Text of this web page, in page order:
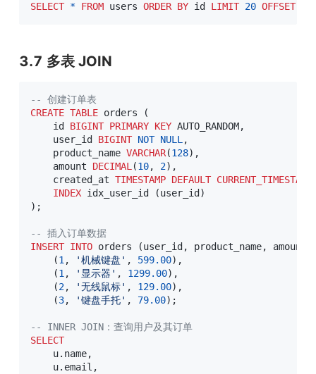
SELECT * FROM users ORDER BY id LIMIT 20 OFFSET
3.7 多表 JOIN
-- 创建订单表
CREATE TABLE orders
(
    id
BIGINT PRIMARY KEY AUTO_RANDOM,
    user_id
BIGINT NOT NULL,
    product_name
VARCHAR(128) ,
    amount
DECIMAL(10, 2) ,
    created_at
TIMESTAMP DEFAULT CURRENT_TIMESTAMP
INDEX idx_user_id (user_id )
) ;
-- 插入订单数据
INSERT INTO orders (user_id , product_name, amount
(1, '机械键盘' , 599.00) ,
(1, '显示器' , 1299.00) ,
(2, '无线鼠标' , 129.00) ,
(3, '键盘手托' , 79.00) ;
-- INNER JOIN：查询用户及其订单
SELECT
    u
. name,
    u
. email ,